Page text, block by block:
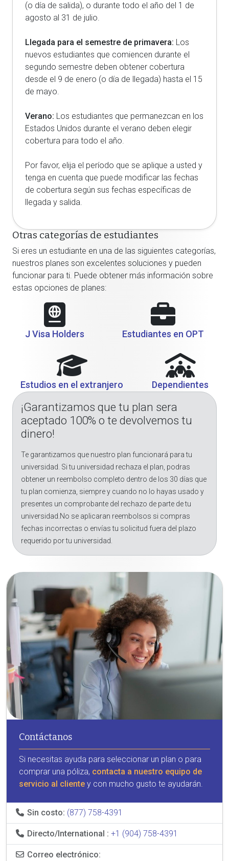
(o día de salida), o durante todo el año del 1 de
agosto al 31 de julio.
Llegada para el semestre de primavera: Los
nuevos estudiantes que comiencen durante el
segundo semestre deben obtener cobertura
desde el 9 de enero (o día de llegada) hasta el 15
de mayo.
Verano: Los estudiantes que permanezcan en los
Estados Unidos durante el verano deben elegir
cobertura para todo el año.
Por favor, elija el período que se aplique a usted y
tenga en cuenta que puede modificar las fechas
de cobertura según sus fechas específicas de
llegada y salida.
Otras categorías de estudiantes
Si eres un estudiante en una de las siguientes categorías,
nuestros planes son excelentes soluciones y pueden
funcionar para ti. Puede obtener más información sobre
estas opciones de planes:
J Visa Holders Estudiantes en OPT
Estudios en el extranjero Dependientes
¡Garantizamos que tu plan sera
aceptado 100% o te devolvemos tu
dinero!
Te garantizamos que nuestro plan funcionará para tu
universidad. Si tu universidad rechaza el plan, podras
obtener un reembolso completo dentro de los 30 días que
tu plan comienza, siempre y cuando no lo hayas usado y
presentes un comprobante del rechazo de parte de tu
universidad.No se aplicaran reembolsos si compras
fechas incorrectas o envías tu solicitud fuera del plazo
requerido por tu universidad.
Contáctanos
Si necesitas ayuda para seleccionar un plan o para
comprar una póliza, contacta a nuestro equipo de
servicio al cliente y con mucho gusto te ayudarán.
Sin costo: (877) 758-4391
Directo/International : +1 (904) 758-4391
Correo electrónico: